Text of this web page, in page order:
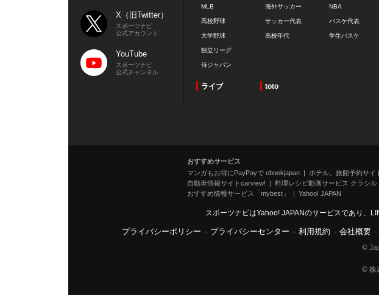
X（旧Twitter）
スポーツナビ
公式アカウント
YouTube
スポーツナビ
公式チャンネル
MLB
高校野球
大学野球
独立リーグ
侍ジャパン
海外サッカー
サッカー代表
高校年代
NBA
バスケ代表
学生バスケ
ライブ toto
おすすめサービス
マンガもお得にPayPayで ebookjapan
ホテル、旅館予約サ
自動車情報サイトcarview!
料理レシピ動画サービス クラシル
おすすめ情報サービス「mybest」
Yahoo! JAPAN
スポーツナビはYahoo! JAPANのサービスであり、
プライバシーポリシー - プライバシーセンター - 利用規約 - 会社概要 -
©
© 株